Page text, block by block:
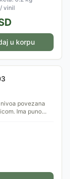
vinil
u korpu
povezana
Ima puno